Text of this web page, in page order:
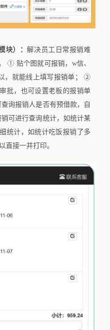
块）：解决员工日常报销难
① 贴个图就可报销，w信、
，就能线上填写报销单； ②
批，也可设置老板的报销单
询报销人是否有预借款，自
可进行查询统计，如统计某
统计，如统计吃饭报销了多
直接一并打印。